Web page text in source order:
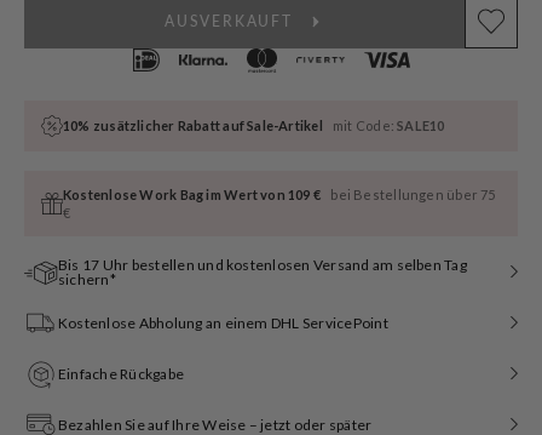
AUSVERKAUFT
10% zusätzlicher Rabatt auf Sale-Artikel mit Code:SALE10
Kostenlose Work Bag im Wert von 109 €
bei Bestellungen über 75
€
Bis 17 Uhr bestellen und kostenlosen Versand am selben Tag
sichern*
Kostenlose Abholung an einem DHL ServicePoint
Einfache Rückgabe
Bezahlen Sie auf Ihre Weise – jetzt oder später